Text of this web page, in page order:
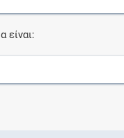
είναι: